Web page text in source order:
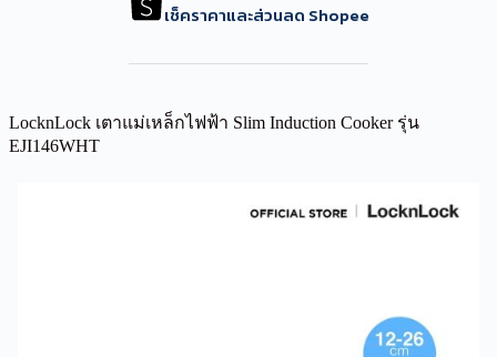
เช็คราคาและส่วนลด Shopee
LocknLock เตาแม่เหล็กไฟฟ้า Slim Induction Cooker รุ่น
EJI146WHT